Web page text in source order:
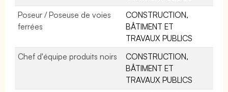
Poseur / Poseuse de voies
ferrées
CONSTRUCTION,
BÂTIMENT ET
TRAVAUX PUBLICS
Chef d'équipe produits noirs
CONSTRUCTION,
BÂTIMENT ET
TRAVAUX PUBLICS